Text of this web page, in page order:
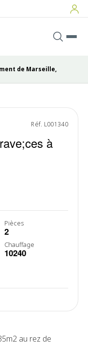
de Marseille,
Réf. L001340
à
Pièces
2
Chauffage
10240
au rez de